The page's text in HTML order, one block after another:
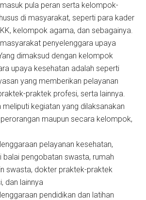
pula peran serta kelompok-
di masyarakat, seperti para kader
kelompok agama, dan sebagainya.
penyelenggara upaya
dimaksud dengan kelompok
upaya kesehatan adalah seperti
yang memberikan pelayanan
praktek profesi, serta lainnya.
meliputi kegiatan yang dilaksanakan
maupun secara kelompok,
pelayanan kesehatan,
balai pengobatan swasta, rumah
swasta, dokter praktek-praktek
dan lainnya
pendidikan dan latihan